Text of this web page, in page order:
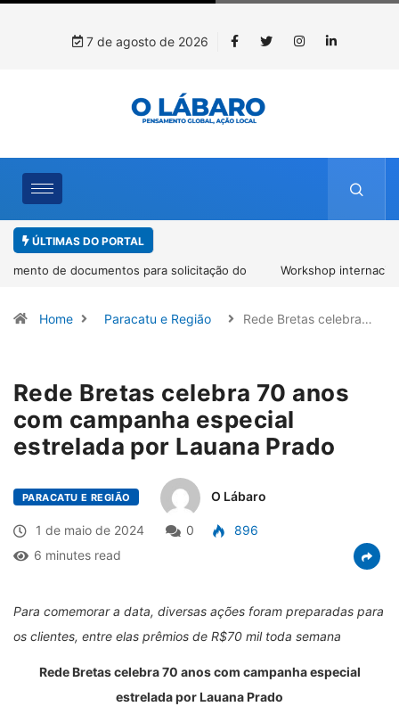
7 de agosto de 2026
ÚLTIMAS DO PORTAL
Workshop internacional debate futuro da piscicultura com
Home Paracatu e Região Rede Bretas celebra…
Rede Bretas celebra 70 anos
com campanha especial
estrelada por Lauana Prado
PARACATU E REGIÃO O Lábaro
1 de maio de 2024 0
896
6 minutes read
Para comemorar a data, diversas ações foram preparadas para
os clientes, entre elas prêmios de R$70 mil toda semana
Rede Bretas celebra 70 anos com campanha especial
estrelada por Lauana Prado